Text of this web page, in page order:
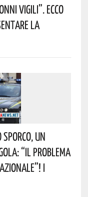
Vigili”. Ecco
La
Un
“il Problema
I